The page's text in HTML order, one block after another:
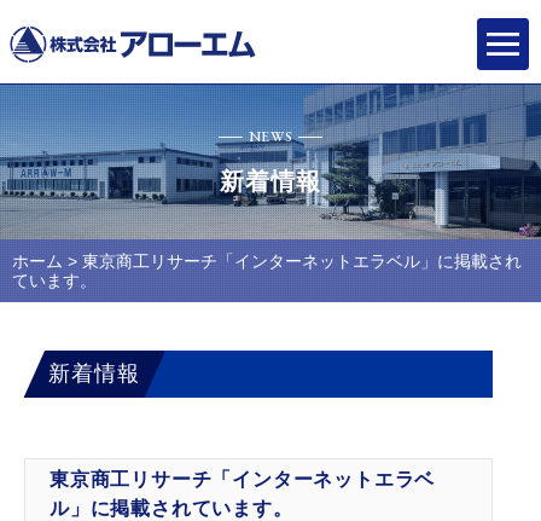
NEWS
新着情報
ホーム > 東京商工リサーチ「インターネットエラベル」に掲載され
ています。
新着情報
東京商工リサーチ「インターネットエラベ
ル」に掲載されています。